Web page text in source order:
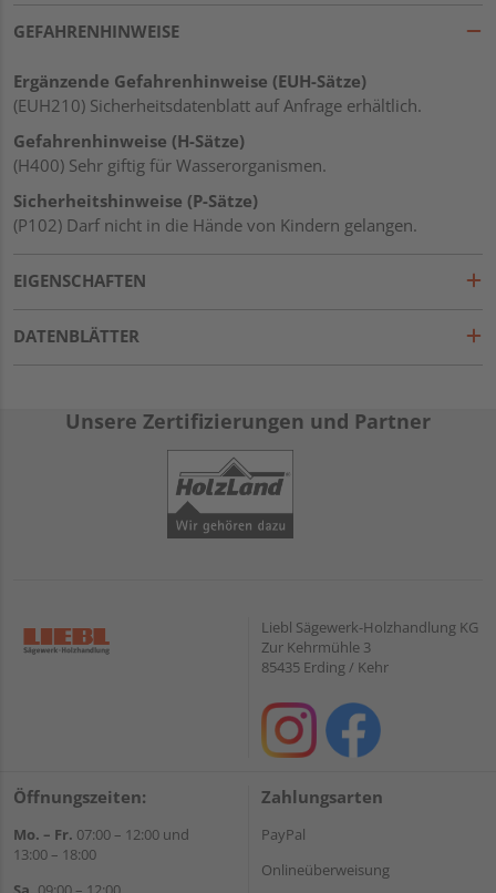
GEFAHRENHINWEISE
Ergänzende Gefahrenhinweise (EUH-Sätze)
(EUH210) Sicherheitsdatenblatt auf Anfrage erhältlich.
Gefahrenhinweise (H-Sätze)
(H400) Sehr giftig für Wasserorganismen.
Sicherheitshinweise (P-Sätze)
(P102) Darf nicht in die Hände von Kindern gelangen.
EIGENSCHAFTEN
DATENBLÄTTER
Unsere Zertifizierungen und Partner
Liebl Sägewerk-Holzhandlung KG
Zur Kehrmühle 3
85435 Erding / Kehr
Öffnungszeiten:
Mo. – Fr. 07:00 – 12:00 und
13:00 – 18:00
Zahlungsarten
PayPal
Onlineüberweisung